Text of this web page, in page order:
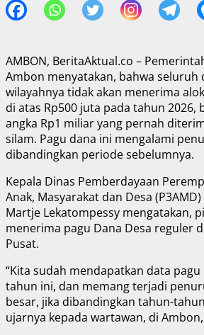
AMBON, BeritaAktual.co –
Ambon menyatakan, bahwa seluruh
wilayahnya tidak akan menerima
di atas Rp500 juta pada tahun 2026,
angka Rp1 miliar yang pernah
silam. Pagu dana ini mengalami
dibandingkan periode sebelumnya.
Kepala Dinas Pemberdayaan
Anak, Masyarakat dan Desa
Martje Lekatompessy mengatakan,
menerima pagu Dana Desa reguler
Pusat.
“Kita sudah mendapatkan data
tahun ini, dan memang terjadi
besar, jika dibandingkan tahun-
ujarnya kepada wartawan, di